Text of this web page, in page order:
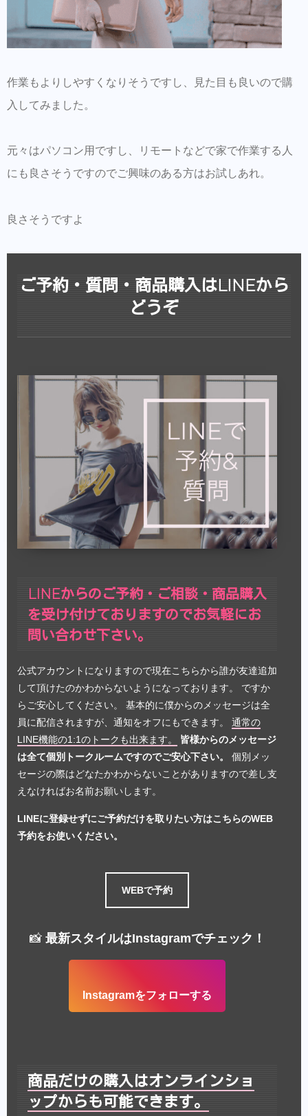
作業もよりしやすくなりそうですし、見た目も良いので購
入してみました。
元々はパソコン用ですし、リモートなどで家で作業する人
にも良さそうですのでご興味のある方はお試しあれ。
良さそうですよ
ご予約・質問・商品購入はLINEから
どうぞ
LINEからのご予約・ご相談・商品購入
を受け付けておりますのでお気軽にお
問い合わせ下さい。
公式アカウントになりますので現在こちらから誰が友達追加
して頂けたのかわからないようになっております。 ですか
らご安心してください。 基本的に僕からのメッセージは全
員に配信されますが、通知をオフにもできます。 通常の
LINE機能の1:1のトークも出来ます。
皆様からのメッセージ
は全て個別トークルームですのでご安心下さい。
個別メッ
セージの際はどなたかわからないことがありますので差し支
えなければお名前お願いします。
LINEに登録せずにご予約だけを取りたい方はこちらのWEB
予約をお使いください。
WEBで予約
📸 最新スタイルはInstagramでチェック！
Instagramをフォローする
商品だけの購入はオンラインショ
ップからも可能できます。